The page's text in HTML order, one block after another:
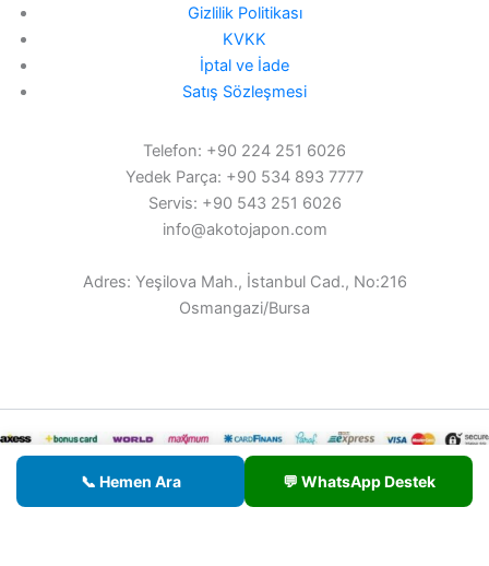
📞 Hemen Ara 💬 WhatsApp Destek
Gizlilik Politikası
KVKK
İptal ve İade
Satış Sözleşmesi
Telefon: +90 224 251 6026
Yedek Parça: +90 534 893 7777
Servis: +90 543 251 6026
info@akotojapon.com
Adres: Yeşilova Mah., İstanbul Cad., No:216
Osmangazi/Bursa
© 2026 AKOTO - Tüm hakları saklıdır.